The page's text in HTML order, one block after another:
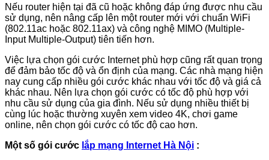
Nếu router hiện tại đã cũ hoặc không đáp ứng được nhu cầu
sử dụng, nên nâng cấp lên một router mới với chuẩn WiFi
(802.11ac hoặc 802.11ax) và công nghệ MIMO (Multiple-
Input Multiple-Output) tiên tiến hơn.
Việc lựa chọn gói cước Internet phù hợp cũng rất quan trọng
để đảm bảo tốc độ và ổn định của mạng. Các nhà mạng hiện
nay cung cấp nhiều gói cước khác nhau với tốc độ và giá cả
khác nhau. Nên lựa chọn gói cước có tốc độ phù hợp với
nhu cầu sử dụng của gia đình. Nếu sử dụng nhiều thiết bị
cùng lúc hoặc thường xuyên xem video 4K, chơi game
online, nên chọn gói cước có tốc độ cao hơn.
Một số gói cước lắp mạng Internet Hà Nội :